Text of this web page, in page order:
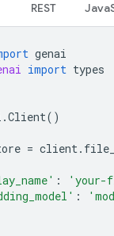
REST
genai
import types
.Client()
= client.
:
'your-
: